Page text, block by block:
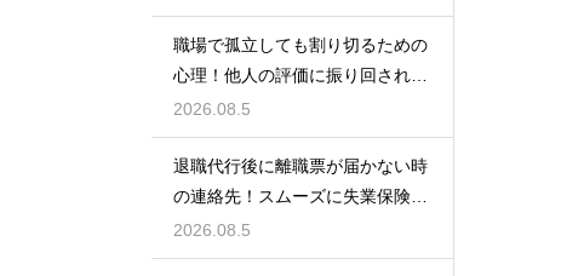
職場で孤立しても割り切るための
心理！他人の評価に振り回されな
いための術
2026.08.5
退職代行後に離職票が届かない時
の連絡先！スムーズに失業保険を
もらう術
2026.08.5